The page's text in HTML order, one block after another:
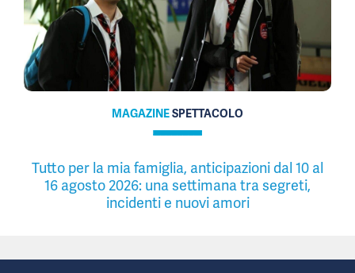
MAGAZINESPETTACOLO
Tutto per la mia famiglia, anticipazioni dal 10 al
16 agosto 2026: una settimana tra segreti,
incidenti e nuovi amori